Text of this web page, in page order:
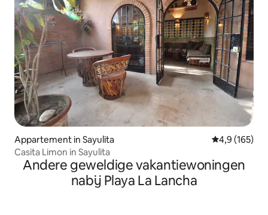
Appartement in Sayulita Gemiddelde
4,9 (165)
Casita Limon in Sayulita
Andere geweldige vakantiewoningen
nabij Playa La Lancha